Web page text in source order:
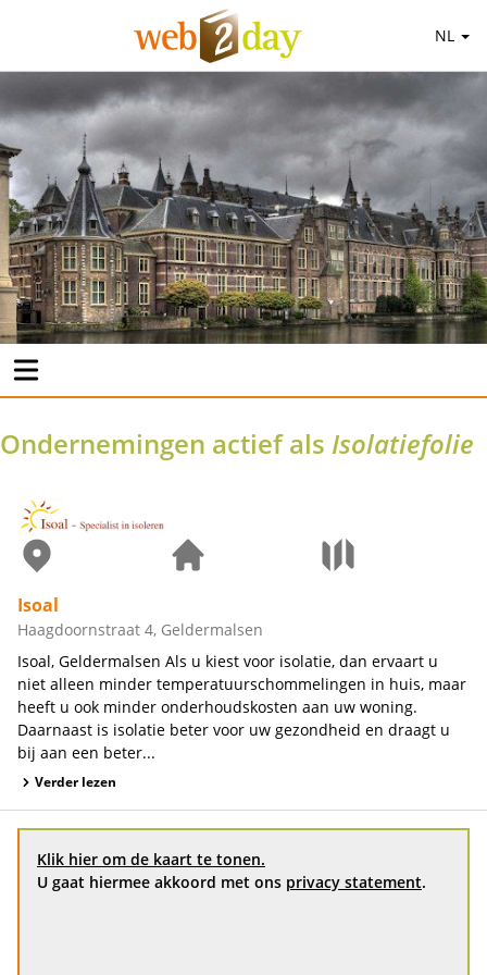
NL
Ondernemingen actief als Isolatiefolie
Isoal
Haagdoornstraat 4, Geldermalsen
Isoal, Geldermalsen Als u kiest voor isolatie, dan ervaart u
niet alleen minder temperatuurschommelingen in huis, maar
heeft u ook minder onderhoudskosten aan uw woning.
Daarnaast is isolatie beter voor uw gezondheid en draagt u
bij aan een beter...
Verder lezen
Klik hier om de kaart te tonen.
U gaat hiermee akkoord met ons privacy statement.